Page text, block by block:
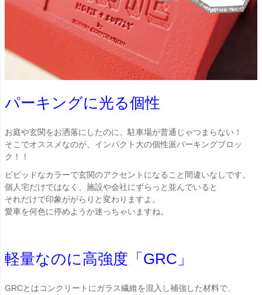
パーキングに光る個性
お庭や玄関をお洒落にしたのに、駐車場が普通じゃつまらない！
そこでオススメなのが、インパクト大の個性派パーキングブロッ
ク！！
ビビッドなカラーで玄関のアクセントになること間違いなしです。
個人宅だけではなく、施設や会社にずらっと並んでいると
それだけで印象ががらりと変わりますよ。
愛車を何色に停めようか迷っちゃいますね。
軽量なのに高強度「GRC」
GRCとはコンクリートにガラス繊維を混入し補強した材料で、